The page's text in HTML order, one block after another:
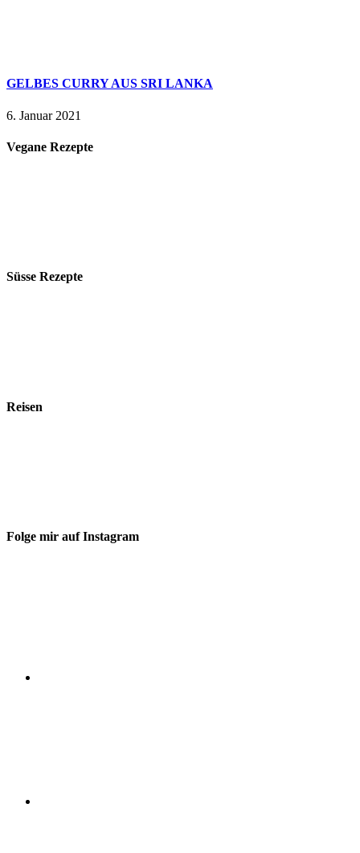
GELBES CURRY AUS SRI LANKA
6. Januar 2021
Vegane Rezepte
Süsse Rezepte
Reisen
Folge mir auf Instagram